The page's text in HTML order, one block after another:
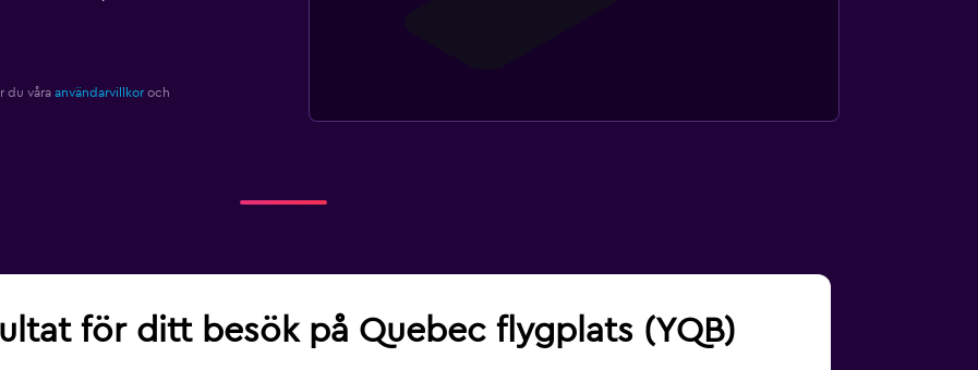
du våra användarvillkoroch
för ditt besök på Quebec flygplats (YQB)